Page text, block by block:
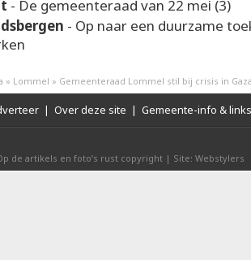
- De gemeenteraad van 22 mei (3)
- Op naar een duurzame
» Lommel » Gemeenteraad Lommel stil bij crisis in
| Over deze site | Gemeente-info & links
de artikels en foto’s rust copyright | Site: Webstylers